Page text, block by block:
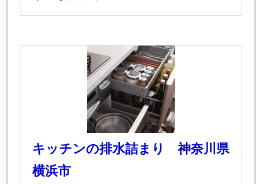
キッチンの排水詰まり 神奈川県
横浜市